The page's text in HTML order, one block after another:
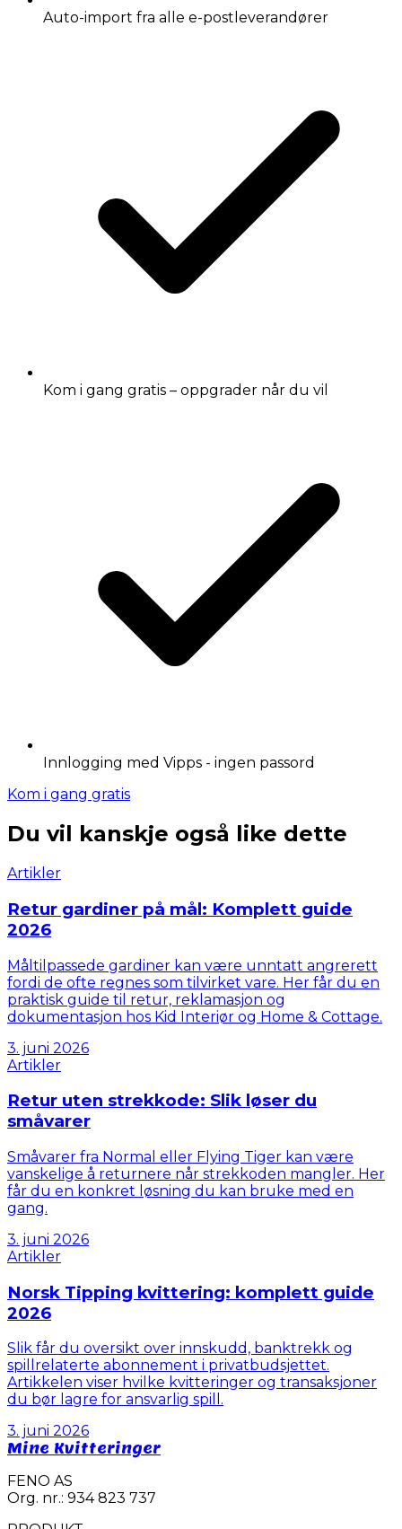
Auto-import fra alle e-postleverandører
Kom i gang gratis – oppgrader når du vil
Innlogging med Vipps - ingen passord
Kom i gang gratis
Du vil kanskje også like dette
Artikler
Retur gardiner på mål: Komplett guide
2026
Måltilpassede gardiner kan være unntatt angrerett
fordi de ofte regnes som tilvirket vare. Her får du en
praktisk guide til retur, reklamasjon og
dokumentasjon hos Kid Interiør og Home & Cottage.
3. juni 2026
Artikler
Retur uten strekkode: Slik løser du
småvarer
Småvarer fra Normal eller Flying Tiger kan være
vanskelige å returnere når strekkoden mangler. Her
får du en konkret løsning du kan bruke med en
gang.
3. juni 2026
Artikler
Norsk Tipping kvittering: komplett guide
2026
Slik får du oversikt over innskudd, banktrekk og
spillrelaterte abonnement i privatbudsjettet.
Artikkelen viser hvilke kvitteringer og transaksjoner
du bør lagre for ansvarlig spill.
3. juni 2026
Mine Kvitteringer
FENO AS
Org. nr.: 934 823 737